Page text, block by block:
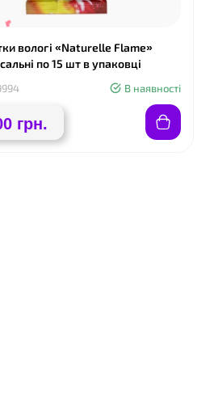
вологі «Naturelle Flame»
по 15 шт в упаковці
В наявності
грн.